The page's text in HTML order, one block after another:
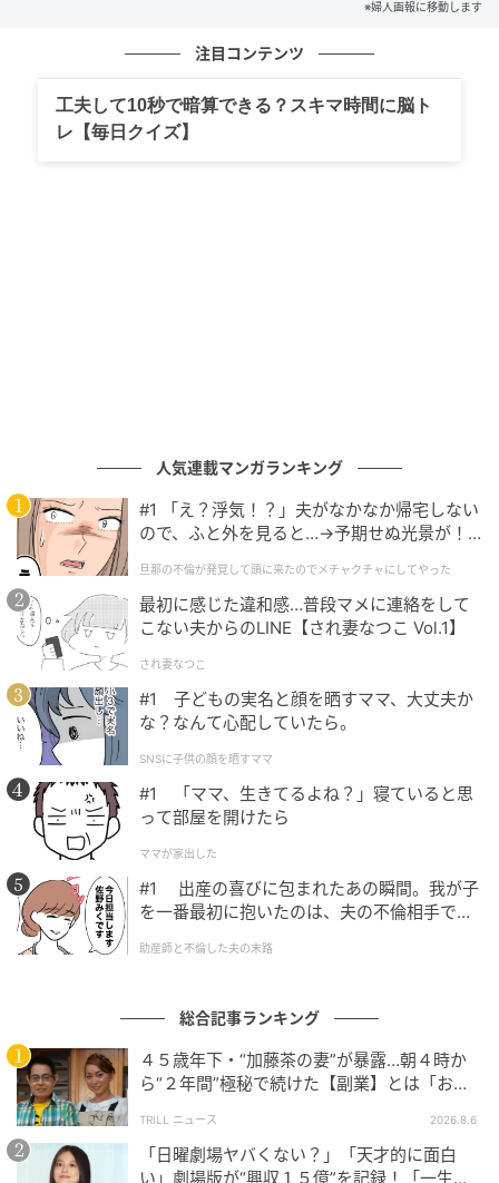
歌集では、この歌のすぐ後に「山椒魚棲むといふ瀬の
れている。目視できなかった山椒魚に嚙まれたらし
い。現実と想像の狭間で、命の気配を存分に味わって
「ゴーイング・コンサーン」は、会社が倒産すること
なく将来にわたって事業継続できるという前提のこ
と。事業がずっとうまく進んでいくように、真夏の厳
しい季節に汗だくになってもしっかりと歩道を歩いて
いけ、と自分を信じて進もうとしているようである。
「ゴーイング・コンサーン」という言葉の響きは勇ま
しく、前向きな内容とよく合っている。前向きに生き
るための呪文のようだ。
暑い夏が来れば、汗だくになるのは当たり前のこと。
細かいことは考えず、ただ信じて受け入れていけばい
いのだ、と自分で自分を納得させているようだ。「汗
だく」は、労働の過酷さを示す言葉でもある。アイロ
ニーも含んでいるのだろう。
◾️短歌のNew Topics...『短歌探偵タツヤキノシタ』発
小学3年生の春、福井に引っ越してきた「キノシタタツ
ヤ」が、「短歌探偵」として事件を解決する短編集。
事件のあるところ、必ず現れる「短歌一首」。この歌
を読み解くことで真相に迫る、「短歌×謎解き」の前代
未聞の探偵小説が発売中（ナナロク社）。小説内の短
※婦人画報に移動します
注目コンテンツ
工夫して10秒で暗算できる？スキマ時間に脳ト
レ【毎日クイズ】
人気連載マンガランキング
#1 「え？浮気！？」夫がなかなか帰宅しない
ので、ふと外を見ると…→予期せぬ光景が！
クチャにしてやった
旦那の不倫が発覚して頭に来たのでメチャクチャにしてやった
最初に感じた違和感…普段マメに連絡をして
こない夫からのLINE【され妻なつこ Vol.1】
され妻なつこ
#1 子どもの実名と顔を晒すママ、大丈夫か
な？なんて心配していたら。
SNSに子供の顔を晒すママ
#1 「ママ、生きてるよね？」寝ていると思
って部屋を開けたら
ママが家出した
#1 出産の喜びに包まれたあの瞬間。我が子
を一番最初に抱いたのは、夫の不倫相手でし
助産師と不倫した夫の末路
総合記事ランキング
４５歳年下・“加藤茶の妻”が暴露…朝４時か
ら“２年間”極秘で続けた【副業】とは「お金
TRILL ニュース 2026.8.6
「日曜劇場ヤバくない？」「天才的に面白
い」劇場版が“興収１５億”を記録！「一生言